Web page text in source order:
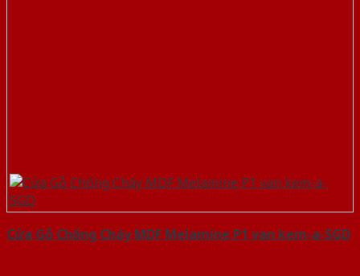
Cửa Gỗ Chống Cháy MDF Melamine P1 van kem-a-SGD